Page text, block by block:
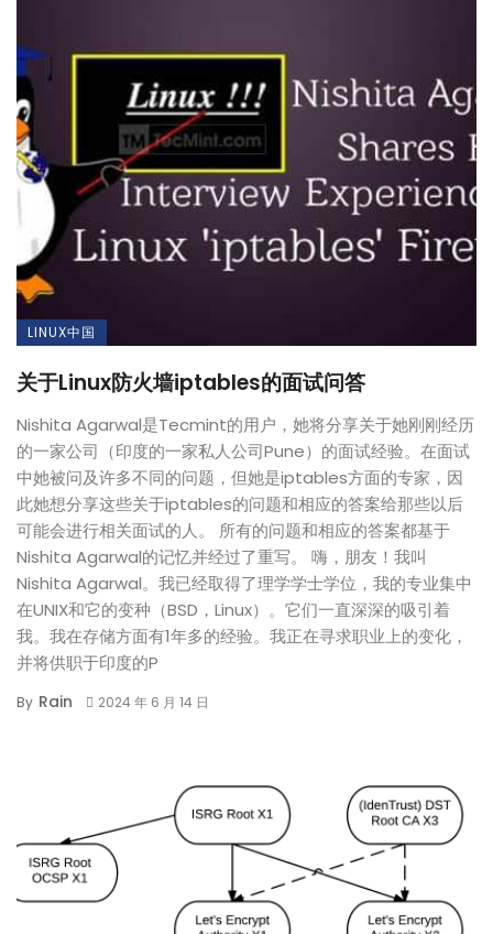
LINUX中国
关于Linux防火墙iptables的面试问答
Nishita Agarwal是Tecmint的用户，她将分享关于她刚刚经历
的一家公司（印度的一家私人公司Pune）的面试经验。在面试
中她被问及许多不同的问题，但她是iptables方面的专家，因
此她想分享这些关于iptables的问题和相应的答案给那些以后
可能会进行相关面试的人。 所有的问题和相应的答案都基于
Nishita Agarwal的记忆并经过了重写。 嗨，朋友！我叫
Nishita Agarwal。我已经取得了理学学士学位，我的专业集中
在UNIX和它的变种（BSD，Linux）。它们一直深深的吸引着
我。我在存储方面有1年多的经验。我正在寻求职业上的变化，
并将供职于印度的P
By Rain 2024 年 6 月 14 日